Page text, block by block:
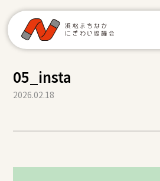
05_insta
2026.02.18